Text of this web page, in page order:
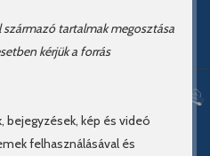
tartalmak megosztása
kérjük a forrás
bejegyzések, kép és videó
felhasználásával és